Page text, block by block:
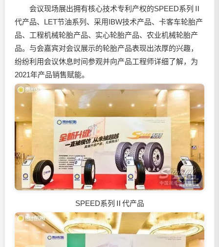
会议现场展出拥有核心技术专利产权的SPEED系列Ⅱ
代产品、LET节油系列、采用IBW技术产品、卡客车轮胎产
品、工程机械轮胎产品、实心轮胎产品、农业机械轮胎产
品。与会嘉宾对会议展示的轮胎产品表现出浓厚的兴趣，
纷纷利用会议休息时间参观并向产品工程师详细了解，为
2021年产品销售赋能。
SPEED系列Ⅱ代产品